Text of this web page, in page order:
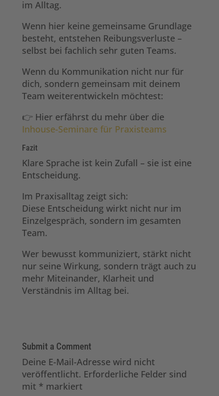
im Alltag.
Wenn hier keine gemeinsame Grundlage
besteht, entstehen Reibungsverluste –
selbst bei fachlich sehr guten Teams.
Wenn du Kommunikation nicht nur für
dich, sondern gemeinsam mit deinem
Team weiterentwickeln möchtest:
👉 Hier erfährst du mehr über die
Inhouse-Seminare für Praxisteams
Fazit
Klare Sprache ist kein Zufall – sie ist eine
Entscheidung.
Im Praxisalltag zeigt sich:
Diese Entscheidung wirkt nicht nur im
Einzelgespräch, sondern im gesamten
Team.
Wer bewusst kommuniziert, stärkt nicht
nur seine Wirkung, sondern trägt auch zu
mehr Miteinander, Klarheit und
Verständnis im Alltag bei.
Submit a Comment
Deine E-Mail-Adresse wird nicht
veröffentlicht. Erforderliche Felder sind
mit * markiert